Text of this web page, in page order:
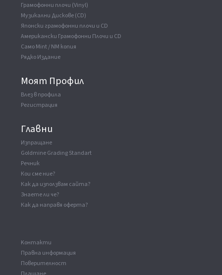
Грамофонни плочи (Vinyl)
Музикални Дискове (CD)
Японски грамофонни плочи и CD
Американски Грамофонни Плочи и CD
Само Mint / NM копия
Рядко Издание
Моят Профил
Влез в профила
Регистрация
Главни
Изпращане
Goldmine Grading Standart
Речник
Кои сме ние?
Как да използвам сайта?
Знаете ли че?
Как да направя оферта?
Kонтакти
Правна информация
Поверителност